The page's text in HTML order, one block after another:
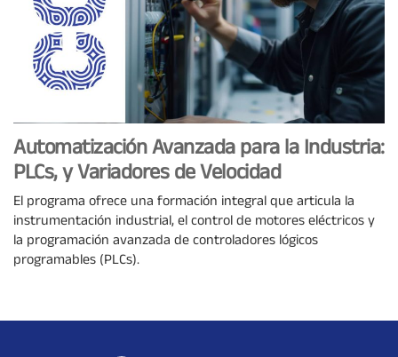
Automatización Avanzada para la Industria:
PLCs, y Variadores de Velocidad
El programa ofrece una formación integral que articula la
instrumentación industrial, el control de motores eléctricos y
la programación avanzada de controladores lógicos
programables (PLCs).